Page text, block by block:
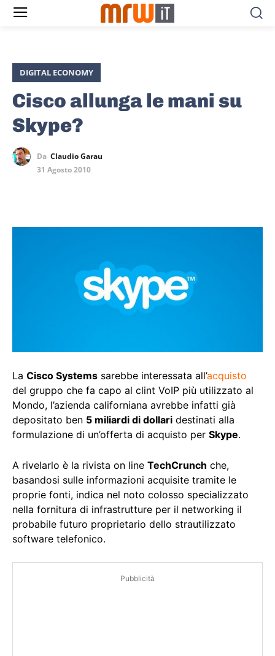
DIGITAL ECONOMY
Cisco allunga le mani su
Skype?
Da Claudio Garau
31 Agosto 2010
La Cisco Systems sarebbe interessata all’acquisto
del gruppo che fa capo al clint VoIP più utilizzato al
Mondo, l’azienda californiana avrebbe infatti già
depositato ben 5 miliardi di dollari destinati alla
formulazione di un’offerta di acquisto per Skype.
A rivelarlo è la rivista on line TechCrunch che,
basandosi sulle informazioni acquisite tramite le
proprie fonti, indica nel noto colosso specializzato
nella fornitura di infrastrutture per il networking il
probabile futuro proprietario dello strautilizzato
software telefonico.
Pubblicità